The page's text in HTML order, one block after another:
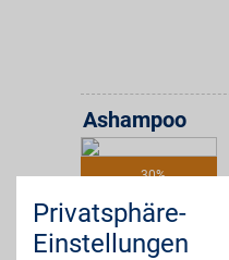
30%
Ashampoo
Privatsphäre-
Einstellungen